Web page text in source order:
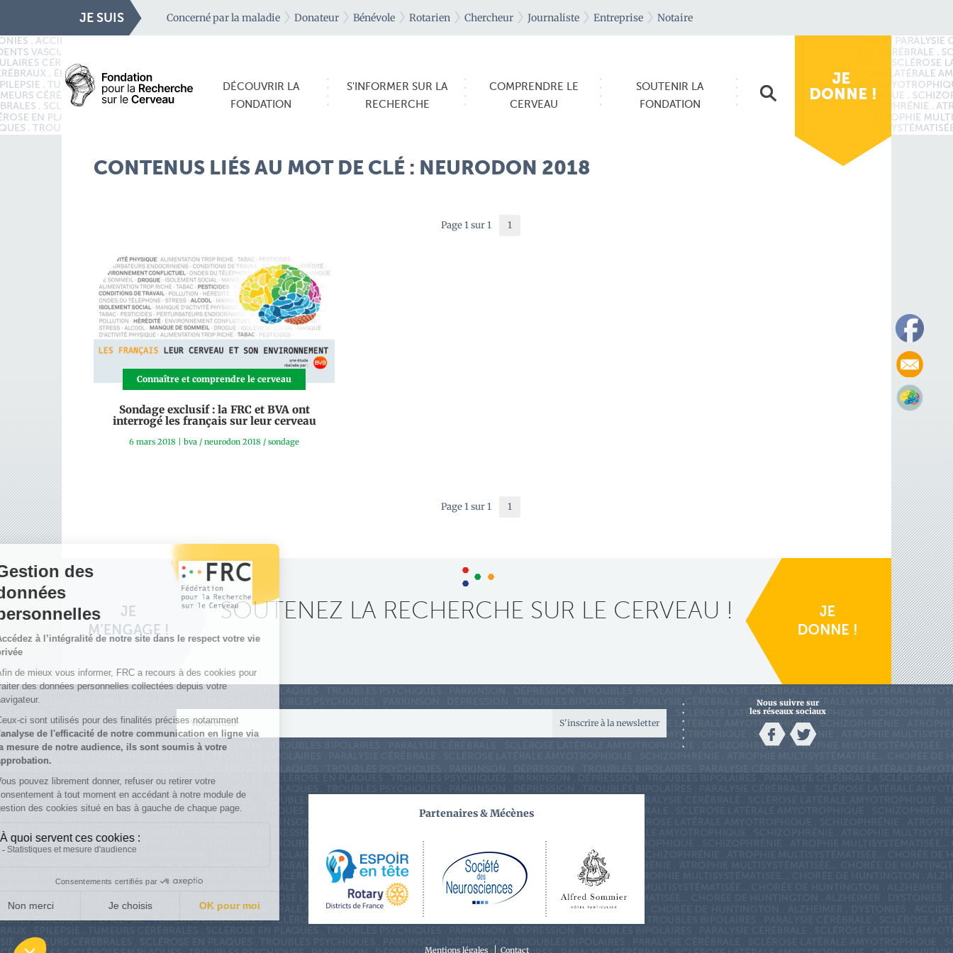
JE SUIS Concerné par la maladie Donateur Bénévole Rotarien Chercheur Journaliste Entreprise Notaire
DÉCOUVRIR LA
FONDATION
S'INFORMER SUR LA
RECHERCHE
COMPRENDRE LE
CERVEAU
SOUTENIR LA
FONDATION
CONTENUS LIÉS AU MOT DE CLÉ : NEURODON 2018
Page 1 sur 1 1
Connaître et comprendre le cerveau
Sondage exclusif : la FRC et BVA ont
interrogé les français sur leur cerveau
6 mars 2018 bva / neurodon 2018 / sondage
Page 1 sur 1 1
SOUTENEZ LA RECHERCHE SUR LE CERVEAU !
S'inscrire à la newsletter
Nous suivre sur
les réseaux sociaux
Partenaires & Mécènes
Mentions légales Contact